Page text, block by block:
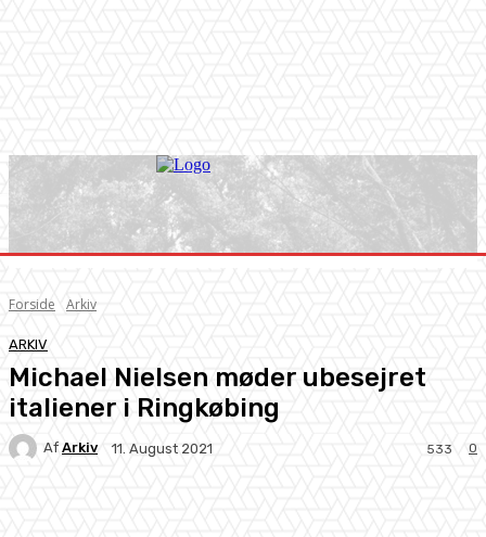
Forside Arkiv
ARKIV
Michael Nielsen møder ubesejret
italiener i Ringkøbing
Af Arkiv 11. August 2021 0
533